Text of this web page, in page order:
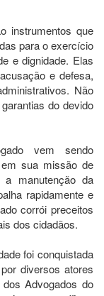
instrumentos que
para o exercício
e dignidade. Elas
e defesa,
Não
do devido
vem
sendo
sua missão de
manutenção da
rapidamente e
corrói preceitos
dos cidadãos.
foi conquistada
diversos atores
Advogados do